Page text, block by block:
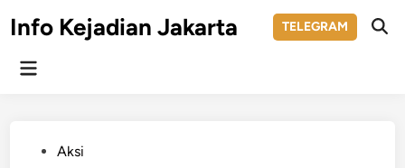
toInfo Kejadian Jakarta TELEGRAM
Main
PostedAksi